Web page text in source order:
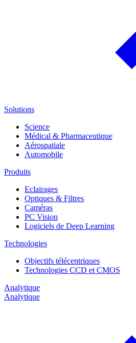
Solutions
Science
Médical & Pharmaceutique
Aérospatiale
Automobile
Produits
Eclairages
Optiques & Filtres
Caméras
PC Vision
Logiciels de Deep Learning
Technologies
Objectifs télécentriques
Technologies CCD et CMOS
Analytique
Analytique